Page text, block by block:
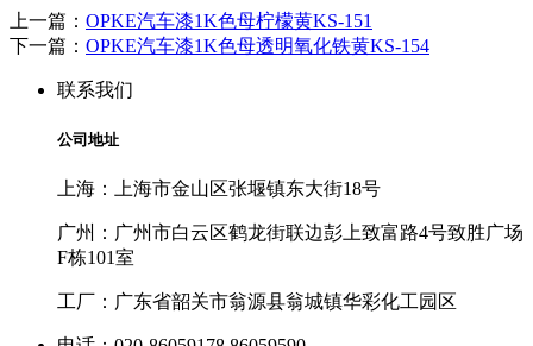
上一篇： OPKE汽车漆1K色母柠檬黄KS-151
下一篇： OPKE汽车漆1K色母透明氧化铁黄KS-154
联系我们
公司地址
上海：上海市金山区张堰镇东大街18号
广州：广州市白云区鹤龙街联边彭上致富路4号致胜广场
F栋101室
工厂：广东省韶关市翁源县翁城镇华彩化工园区